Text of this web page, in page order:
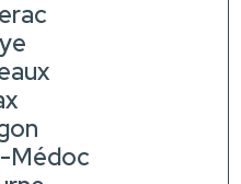
Médoc